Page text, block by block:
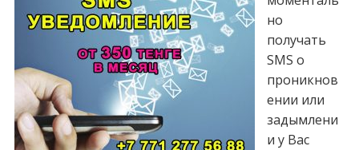
но
получать
SMS о
проникнов
ении или
задымлени
и у Вас